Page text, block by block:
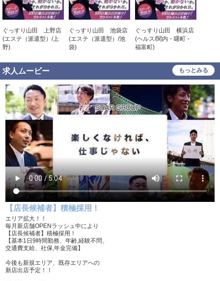
中･高齢者歓迎 シニア歓迎
大学生歓迎 即日勤務可
車･バイク通勤可
髪型自由 タトゥー可
制服貸与 道具･備品貸与
勤務地相談
WEB面接OK 在宅ワーク可
オフィス内分煙・禁煙 送迎車持込禁煙可
即日採用合否通達可 残業代支給
ぐっすり山田 上野店
(エステ（派遣型）/上
野)
ぐっすり山田 池袋店
(エステ（派遣型）/池
袋)
ぐっすり山田 横浜店
(ヘルス/関内・曙町・
福富町)
求人ムービー もっとみる
【店長候補者】積極採用！
エリア拡大！！
毎月新店舗OPENラッシュ中により
【店長候補者】積極採用！
【基本1日9時間勤務、年齢,経験不問、
交通費支給、社保,年金完備】
今後も新規エリア、既存エリアへの
新店出店予定！！